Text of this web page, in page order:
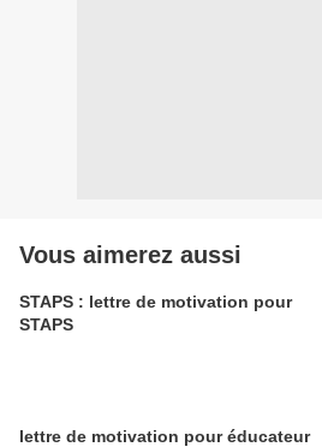
Vous aimerez aussi
STAPS : lettre de motivation pour
STAPS
lettre de motivation pour éducateur